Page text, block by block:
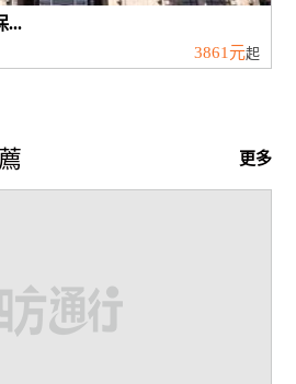
...
3861元起
更多